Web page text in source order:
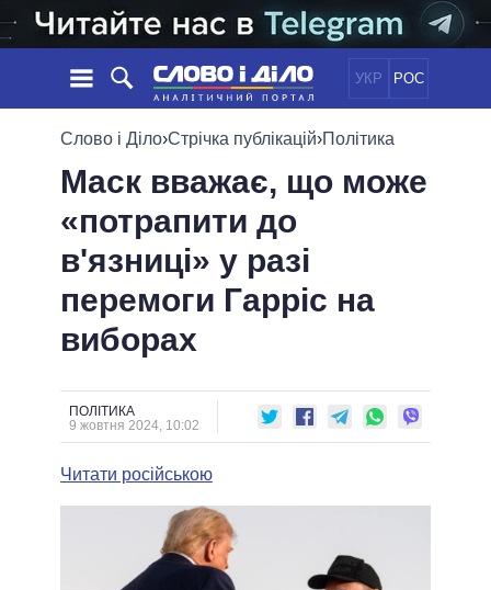
УКР РОС
НОВИНИ
СТРІЧКА
ПОДІЇ
СТАТТІ
ОГЛЯДИ
ДАЙДЖЕСТИ
ПОЛІТИКА
ЕКОНОМІКА
СУСПІЛЬСТВО
ОБIЦЯНКИ
ПОЛIТИКИ
УСІ ПОЛІТИКИ
ПРЕЗИДЕНТ І ОФІС
ВЕРХОВНА РАДА
ГОЛОВИ ОБЛАДМІНІСТРАЦІЙ
МЕРИ МІСТ
ВСІ ПЕРСОНИ
ІНФОГРАФІКА
ПОРІВНЯННЯ ПОЛІТИКІВ
Слово і Діло›Стрічка публікацій›Політика
Маск вважає, що може
«потрапити до
в'язниці» у разі
перемоги Гарріс на
виборах
ПОЛІТИКА
9 жовтня 2024, 10:02
Читати російською